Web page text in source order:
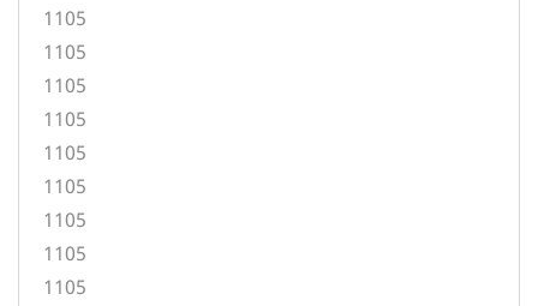
1105
1105
1105
1105
1105
1105
1105
1105
1105